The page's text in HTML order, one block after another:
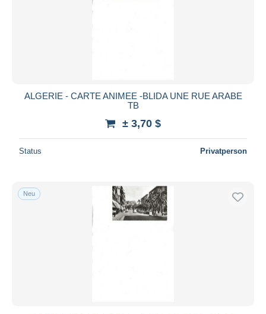
ALGERIE - CARTE ANIMEE -BLIDA UNE RUE ARABE
TB
± 3,70 $
Status Privatperson
Neu